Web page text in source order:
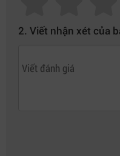
2. Viết nhận xét của